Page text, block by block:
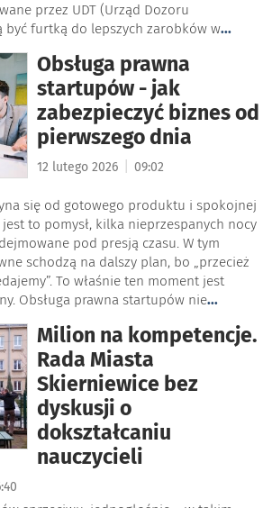
przez UDT (Urząd Dozoru
być furtką do lepszych zarobków w...
Obsługa prawna
startupów - jak
zabezpieczyć biznes od
pierwszego dnia
12 lutego 2026 09:02
się od gotowego produktu i spokojnej
to pomysł, kilka nieprzespanych nocy
pod presją czasu. W tym
schodzą na dalszy plan, bo „przecież
To właśnie ten moment jest
Obsługa prawna startupów nie...
Milion na kompetencje.
Rada Miasta
Skierniewice bez
dyskusji o
dokształcaniu
nauczycieli